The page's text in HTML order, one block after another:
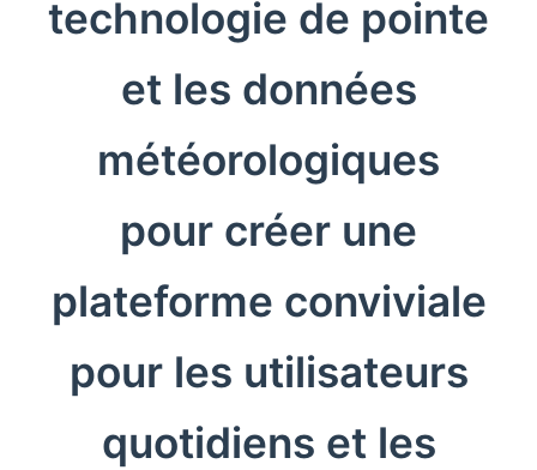
technologie de pointe
et les données
météorologiques
pour créer une
plateforme conviviale
pour les utilisateurs
quotidiens et les